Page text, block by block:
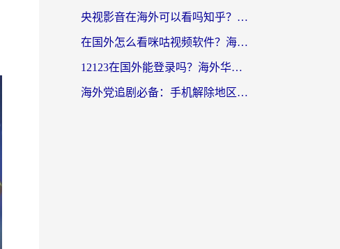
央视影音在海外可以看吗知乎？留学生亲测：3步解决地域限制+追剧自由
在国外怎么看咪咕视频软件？海外党亲测有效的回国加速方案
12123在国外能登录吗？海外华人必看的回国加速实用指南
海外党追剧必备：手机解除地区限制app怎么选？解决央视视频&国内剧地区限制全指南